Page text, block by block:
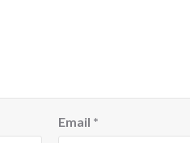
Email *